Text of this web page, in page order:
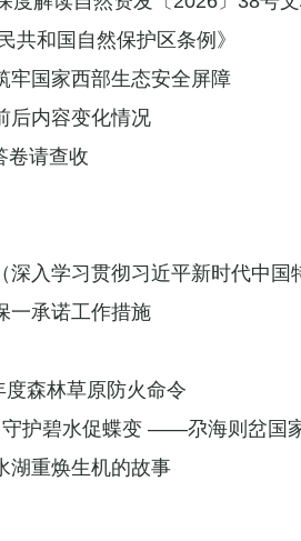
共和国自然保护区条例》
牢国家西部生态安全屏障
后内容变化情况
卷请查收
入学习贯彻习近平新时代中国
一承诺工作措施
森林草原防火命令
守护碧水促蝶变 ——尕海则岔国
湖重焕生机的故事